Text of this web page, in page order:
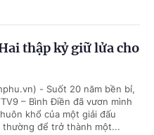
thập kỷ giữ lửa cho
- Suốt 20 năm bền bỉ,
– Bình Điền đã vươn mình
khổ của một giải đấu
thường để trở thành một...